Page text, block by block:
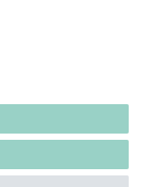
generali